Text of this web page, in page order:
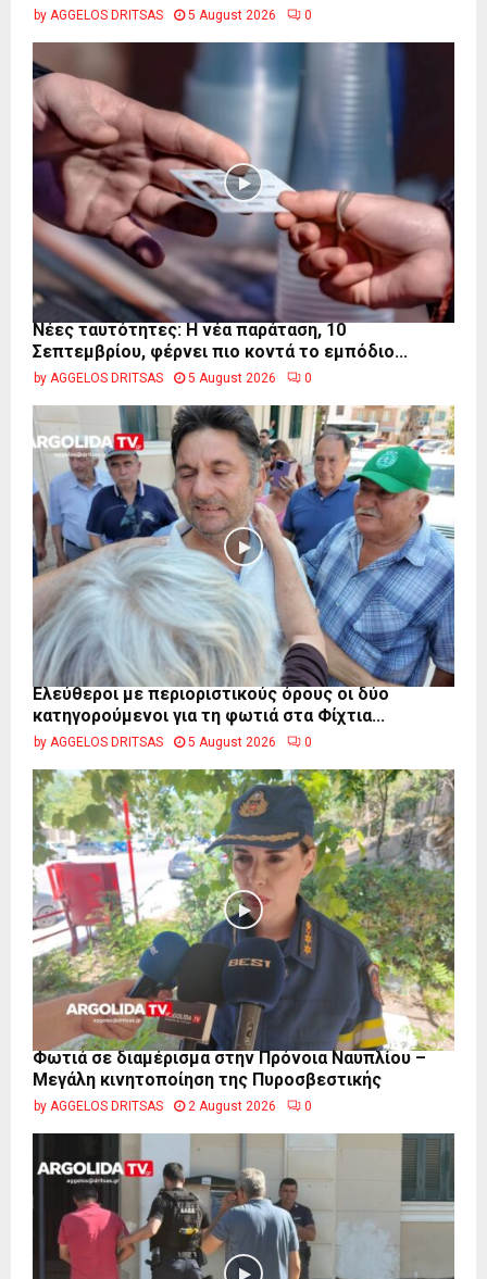
by AGGELOS DRITSAS 5 August 2026 0
Νέες ταυτότητες: Η νέα παράταση, 10
Σεπτεμβρίου, φέρνει πιο κοντά το εμπόδιο...
by AGGELOS DRITSAS 5 August 2026 0
Ελεύθεροι με περιοριστικούς όρους οι δύο
κατηγορούμενοι για τη φωτιά στα Φίχτια...
by AGGELOS DRITSAS 5 August 2026 0
Φωτιά σε διαμέρισμα στην Πρόνοια Ναυπλίου –
Μεγάλη κινητοποίηση της Πυροσβεστικής
by AGGELOS DRITSAS 2 August 2026 0